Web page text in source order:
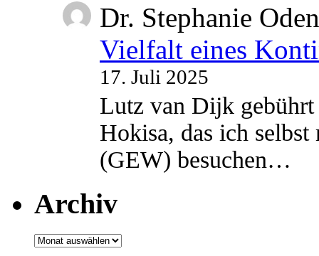
Dr. Stephanie
Vielfalt eines
17. Juli 2025
Lutz van Dijk
Hokisa, das ich
(GEW) besuchen…
Archiv
Archiv